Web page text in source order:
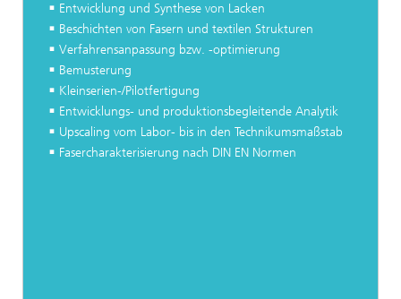
Entwicklung und Synthese von Lacken
Beschichten von Fasern und textilen Strukturen
Verfahrensanpassung bzw. -optimierung
Bemusterung
Kleinserien-/Pilotfertigung
Entwicklungs- und produktionsbegleitende Analytik
Upscaling vom Labor- bis in den Technikumsmaßstab
Fasercharakterisierung nach DIN EN Normen